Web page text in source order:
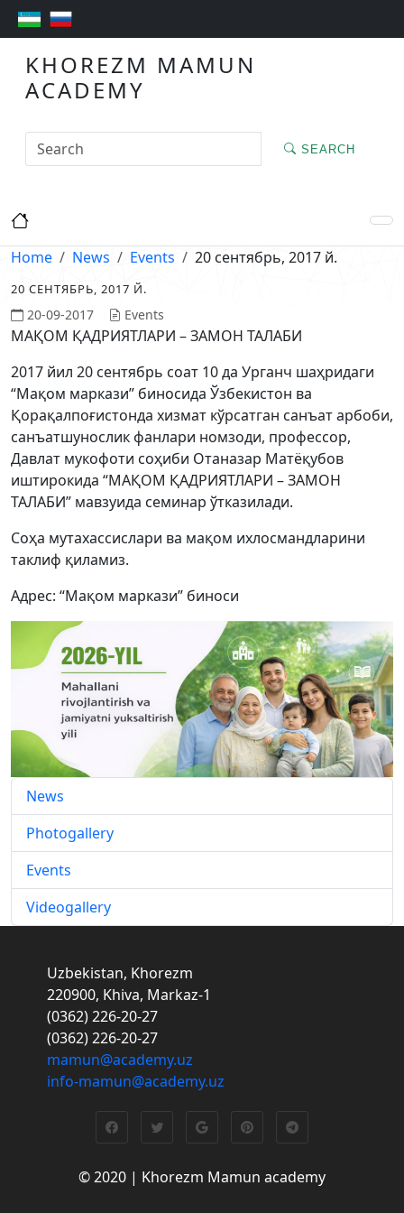
KHOREZM MAMUN
ACADEMY
SEARCH
Home News Events 20 сентябрь, 2017 й.
20 СЕНТЯБРЬ, 2017 Й.
20-09-2017 Events
МАҚОМ ҚАДРИЯТЛАРИ – ЗАМОН ТАЛАБИ
2017 йил 20 сентябрь соат 10 да Урганч шаҳридаги
“Мақом маркази” биносида Ўзбекистон ва
Қорақалпоғистонда хизмат кўрсатган санъат арбоби,
санъатшунослик фанлари номзоди, профессор,
Давлат мукофоти соҳиби Отаназар Матёқубов
иштирокида “МАҚОМ ҚАДРИЯТЛАРИ ­– ЗАМОН
ТАЛАБИ” мавзуида семинар ўтказилади.
Соҳа мутахассислари ва мақом ихлосмандларини
таклиф қиламиз.
Адрес: “Мақом маркази” биноси
News
Photogallery
Events
Videogallery
Uzbekistan, Khorezm
220900, Khiva, Markaz-1
(0362) 226-20-27
(0362) 226-20-27
mamun@academy.uz
info-mamun@academy.uz
© 2020 | Khorezm Mamun academy